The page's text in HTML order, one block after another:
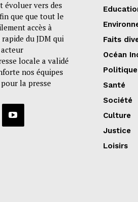
évoluer vers des
que que tout le
accès à
du JDM qui
locale a validé
nos équipes
la presse
Faits
Océan
Politique
Santé
Société
Culture
Justice
Loisirs